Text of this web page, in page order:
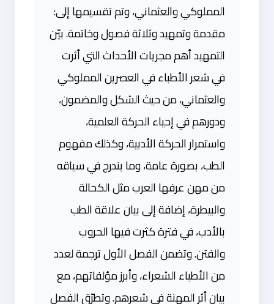
المملوكي والعثماني، وتم تقسيمها إلى:
مقدمة وتمهيد وثلاثة فصول وخاتمة. بيّن
التمهيد أهم مجريات الأحداث التي أثرت
في شعر الأطباء في العصرين المملوكي
والعثماني، من حيث الشكل والمضمون،
ودورهم في إحياء الحركة العلمية،
واستمرار الحركة الأدبية، وكذلك مفهوم
الطب، بصورة عامة، وما يندرج في سياقه
من مهن عرفها العرب مثل الكحالة
والبيطرة، إضافة إلى بيان علاقة الطب
بالأدب، في فترة كثرت فيها الحروب
والفتن. وتضمن الفصل الأول ترجمة لعدد
من الأطباء الشعراء، وأبرز مؤلفاتهم، مع
بيان أثر المهنة في شعرهم. وتطرّق الفصل